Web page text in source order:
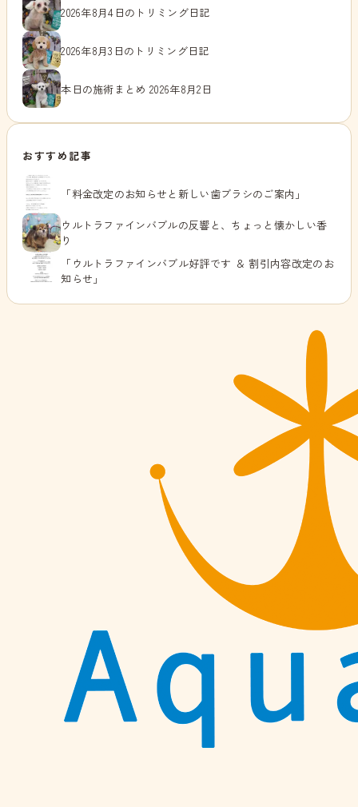
2026年8月4日のトリミング日記
2026年8月3日のトリミング日記
本日の施術まとめ 2026年8月2日
おすすめ記事
「料金改定のお知らせと新しい歯ブラシのご案内」
ウルトラファインバブルの反響と、ちょっと懐かしい香
り
「ウルトラファインバブル好評です ＆ 割引内容改定のお
知らせ」